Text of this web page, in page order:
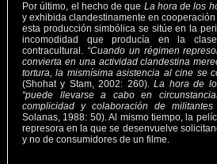
Por último, el hecho de que La hora de los
y exhibida clandestinamente en
esta producción simbólica se sitúe en la
incomodidad que producía en la
contracultural. “Cuando un régimen
convierta en una actividad clandestina
tortura, la mismísima asistencia al cine se
(Shohat y Stam, 2002: 260).La hora de
“puede llevarse a cabo en
complicidad y colaboración de
Solanas, 1988: 50). Al mismo tiempo, la
represora en la que se desenvuelve
y no de consumidores de un filme.